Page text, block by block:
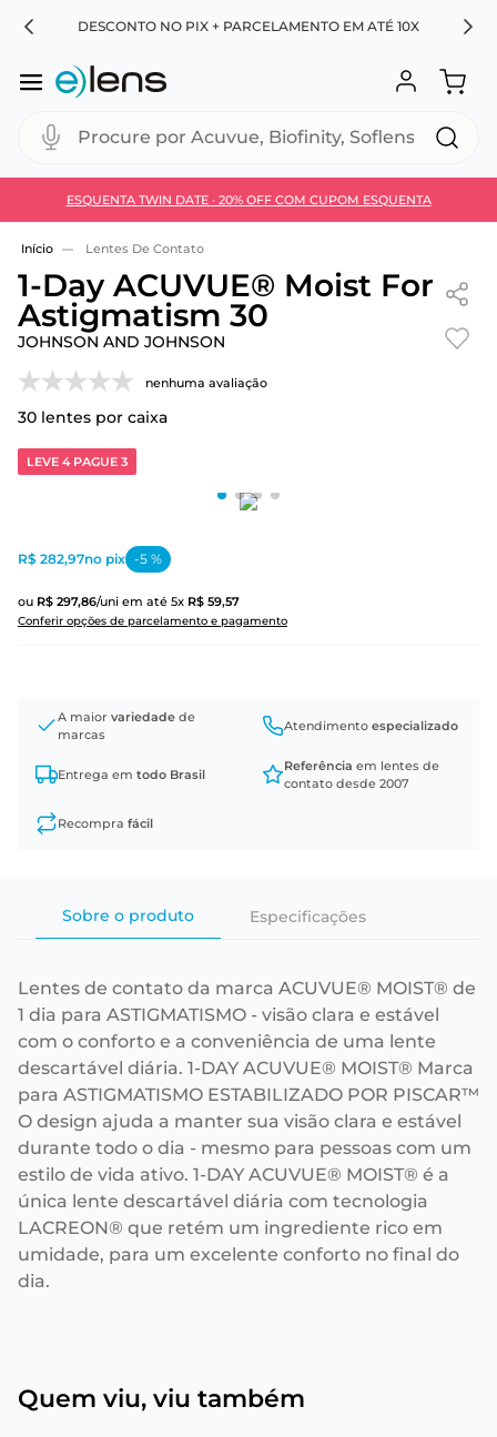
DESCONTO NO PIX + PARCELAMENTO EM ATÉ 10X
Procure por Acuvue, Biofinity, Soflens...
ESQUENTA TWIN DATE · 20% OFF COM CUPOM ESQUENTA
Use 30HOJE e ganhe 30% OFF + economia extra no
Lentes De Contato
1-Day ACUVUE® Moist For
Astigmatism 30
JOHNSON AND JOHNSON
nenhuma avaliação
30 lentes por caixa
LEVE 4 PAGUE 3
ou R$ 297,86/uni em até 5x R$ 59,57
Conferir opções de parcelamento e pagamento
R$ 282,97no pix -5 %
A maior variedade de
marcas
Atendimento especializado
Entrega em todo Brasil
Referência em lentes de
contato desde 2007
Recompra fácil
Sobre o produto Especificações
Lentes de contato da marca ACUVUE® MOIST® de
1 dia para ASTIGMATISMO - visão clara e estável
com o conforto e a conveniência de uma lente
descartável diária. 1-DAY ACUVUE® MOIST® Marca
para ASTIGMATISMO ESTABILIZADO POR PISCAR™
O design ajuda a manter sua visão clara e estável
durante todo o dia - mesmo para pessoas com um
estilo de vida ativo. 1-DAY ACUVUE® MOIST® é a
única lente descartável diária com tecnologia
LACREON® que retém um ingrediente rico em
umidade, para um excelente conforto no final do
dia.
Quem viu, viu também